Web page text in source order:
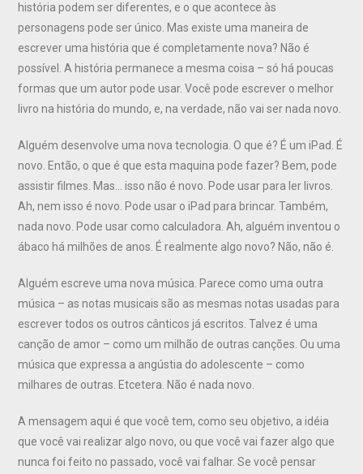
história podem ser diferentes, e o que acontece às
personagens pode ser único. Mas existe uma maneira de
escrever uma história que é completamente nova? Não é
possível. A história permanece a mesma coisa – só há poucas
formas que um autor pode usar. Você pode escrever o melhor
livro na história do mundo, e, na verdade, não vai ser nada novo.
Alguém desenvolve uma nova tecnologia. O que é? É um iPad. É
novo. Então, o que é que esta maquina pode fazer? Bem, pode
assistir filmes. Mas… isso não é novo. Pode usar para ler livros.
Ah, nem isso é novo. Pode usar o iPad para brincar. Também,
nada novo. Pode usar como calculadora. Ah, alguém inventou o
ábaco há milhões de anos. É realmente algo novo? Não, não é.
Alguém escreve uma nova música. Parece como uma outra
música – as notas musicais são as mesmas notas usadas para
escrever todos os outros cânticos já escritos. Talvez é uma
canção de amor – como um milhão de outras canções. Ou uma
música que expressa a angústia do adolescente – como
milhares de outras. Etcetera. Não é nada novo.
A mensagem aqui é que você tem, como seu objetivo, a idéia
que você vai realizar algo novo, ou que você vai fazer algo que
nunca foi feito no passado, você vai falhar. Se você pensar